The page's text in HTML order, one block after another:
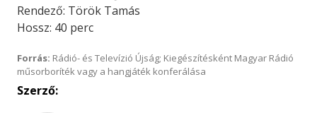
Rendező: Török Tamás
Hossz: 40 perc
Forrás: Rádió- és Televízió Újság; Kiegészítésként Magyar Rádió
műsorboríték vagy a hangjáték konferálása
Szerző: